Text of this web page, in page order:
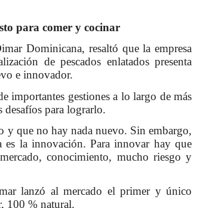
para comer y cocinar
Dominicana, resaltó que la empresa
de pescados enlatados presenta
e innovador.
importantes gestiones a lo largo de más
desafíos para lograrlo.
y que no hay nada nuevo. Sin embargo,
es la innovación. Para innovar hay que
conocimiento, mucho riesgo y
lanzó al mercado el primer y único
100 % natural.